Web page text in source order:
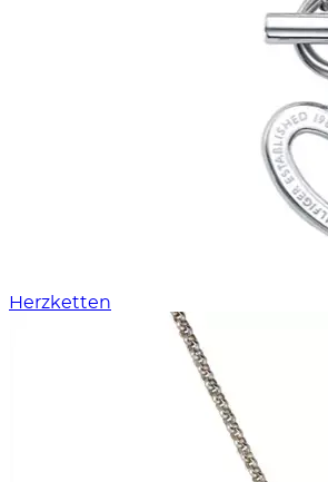
Herzketten